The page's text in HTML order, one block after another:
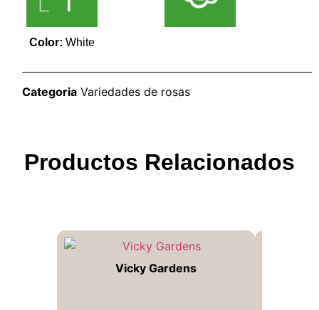
Color: White
Categoria Variedades de rosas
Productos Relacionados
Vicky Gardens